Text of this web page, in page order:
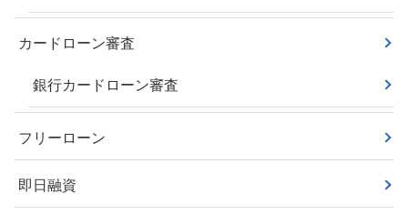
カードローン審査
銀行カードローン審査
フリーローン
即日融資